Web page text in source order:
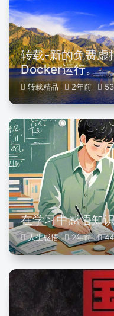
转载-新的免费虚
Docker运行。
转载精品 2年前
在学习中感悟知
人生感悟 2年前